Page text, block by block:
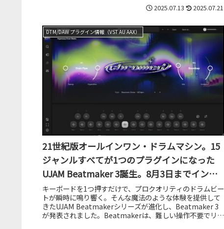
2025.07.13 2025.07.21
DTM/DAW プラグイン情報（VST AU AAX）
21世紀版オールインワン・ドラムマシン。15
ジャンルすべてが1つのプラグインになった
UJAM Beatmaker 3誕生。8月3日までイント
ロセール実施中
キーボードを1つ押すだけで、プロクオリティのドラムビー
トが瞬時に鳴り響く。そんな魔法のような体験を提供して
きたUJAM Beatmakerシリーズが進化し、Beatmaker 3
が発表されました。Beatmakerは、難しい操作不要でリア